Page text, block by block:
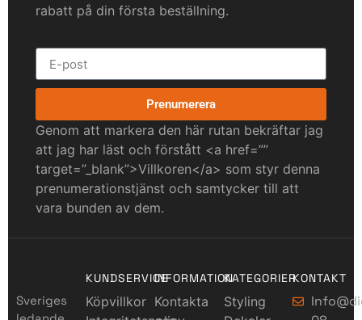
rabatt på din första beställning.
Prenumerera
Genom att markera den här rutan bekräftar jag
att jag har läst och förstått <a href=””
target=”_blank”>Villkoren</a> som styr denna
prenumerationstjänst och samtycker till att
vara bunden av dem.
Sveriges
KUNDSERVICE
Köpvillkor
INFORMATION
Kontakta
KATEGORIER
Styling
KONTAKT